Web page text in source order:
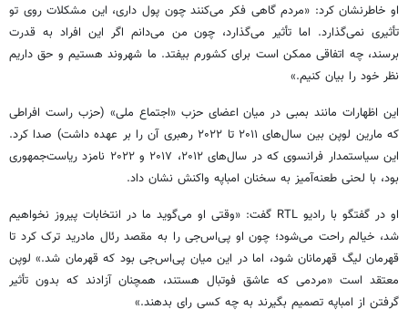
او خاطرنشان کرد: «مردم گاهی فکر می‌کنند چون پول داری، این مشکلات روی تو
تأثیری نمی‌گذارد. اما تأثیر می‌گذارد، چون من می‌دانم اگر این افراد به قدرت
برسند، چه اتفاقی ممکن است برای کشورم بیفتد. ما شهروند هستیم و حق داریم
نظر خود را بیان کنیم.»
این اظهارات مانند بمبی در میان اعضای حزب «اجتماع ملی» (حزب راست افراطی
که مارین لوپن بین سال‌های ۲۰۱۱ تا ۲۰۲۲ رهبری آن را بر عهده داشت) صدا کرد.
این سیاستمدار فرانسوی که در سال‌های ۲۰۱۲، ۲۰۱۷ و ۲۰۲۲ نامزد ریاست‌جمهوری
بود، با لحنی طعنه‌آمیز به سخنان امباپه واکنش نشان داد.
او در گفتگو با رادیو RTL گفت: «وقتی او می‌گوید ما در انتخابات پیروز نخواهیم
شد، خیالم راحت می‌شود؛ چون او پی‌اس‌جی را به مقصد رئال مادرید ترک کرد تا
قهرمان لیگ قهرمانان شود، اما در این میان پی‌اس‌جی بود که قهرمان شد.» لوپن
معتقد است «مردمی که عاشق فوتبال هستند، همچنان آزادند که بدون تأثیر
گرفتن از امباپه تصمیم بگیرند به چه کسی رای بدهند.»